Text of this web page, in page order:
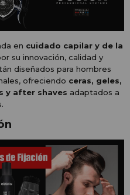
en cuidado capilar y de la
su innovación, calidad y
diseñados para hombres
ofreciendo ceras, geles,
y after shaves adaptados a